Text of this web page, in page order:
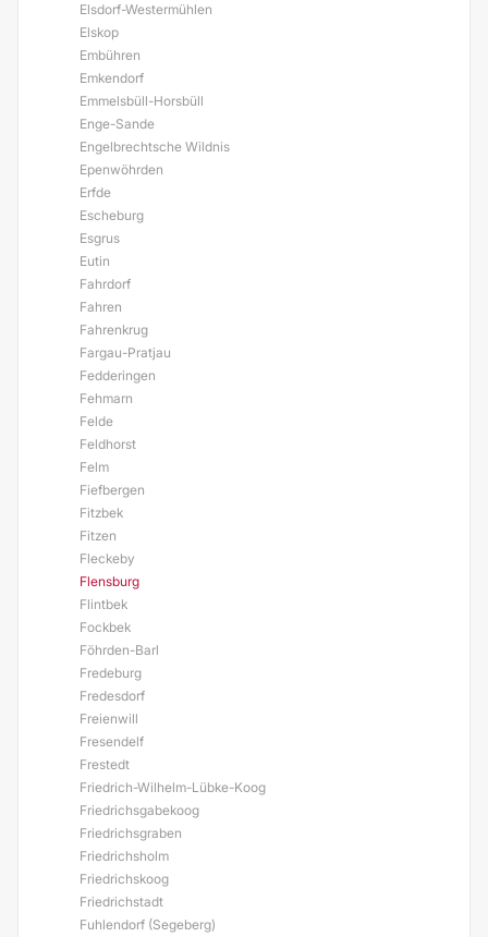
Elsdorf-Westermühlen
Elskop
Embühren
Emkendorf
Emmelsbüll-Horsbüll
Enge-Sande
Engelbrechtsche Wildnis
Epenwöhrden
Erfde
Escheburg
Esgrus
Eutin
Fahrdorf
Fahren
Fahrenkrug
Fargau-Pratjau
Fedderingen
Fehmarn
Felde
Feldhorst
Felm
Fiefbergen
Fitzbek
Fitzen
Fleckeby
Flensburg
Flintbek
Fockbek
Föhrden-Barl
Fredeburg
Fredesdorf
Freienwill
Fresendelf
Frestedt
Friedrich-Wilhelm-Lübke-Koog
Friedrichsgabekoog
Friedrichsgraben
Friedrichsholm
Friedrichskoog
Friedrichstadt
Fuhlendorf (Segeberg)